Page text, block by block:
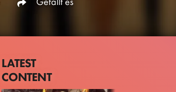
LATEST
CONTENT